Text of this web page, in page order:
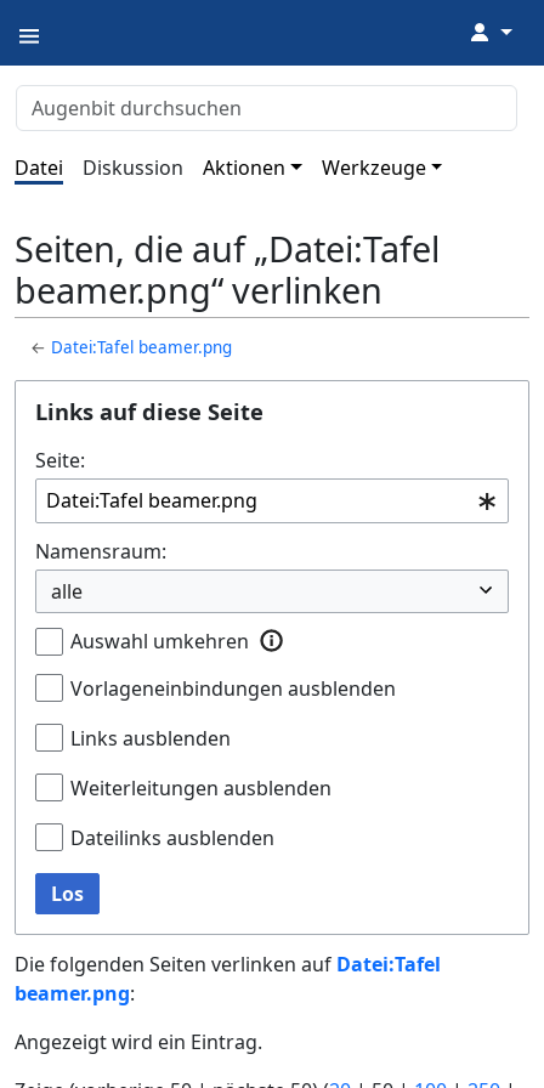
↓
Datei Diskussion Aktionen Werkzeuge
Seiten, die auf „Datei:Tafel
beamer.png“ verlinken
← Datei:Tafel beamer.png
Links auf diese Seite
Seite:
Namensraum:
Auswahl umkehren
Vorlageneinbindungen ausblenden
Links ausblenden
Weiterleitungen ausblenden
Dateilinks ausblenden
Los
Die folgenden Seiten verlinken auf Datei:Tafel
beamer.png:
Angezeigt wird ein Eintrag.